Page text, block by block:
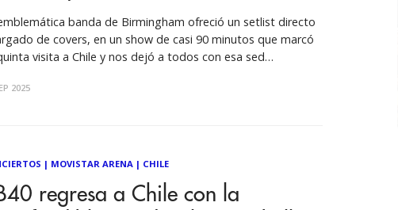
banda de Birmingham ofreció un setlist directo
de covers, en un show de casi 90 minutos que marcó
visita a Chile y nos dejó a todos con esa sed
En un ambiente cargado
2025
| MOVISTAR ARENA| CHILE
regresa a Chile con la